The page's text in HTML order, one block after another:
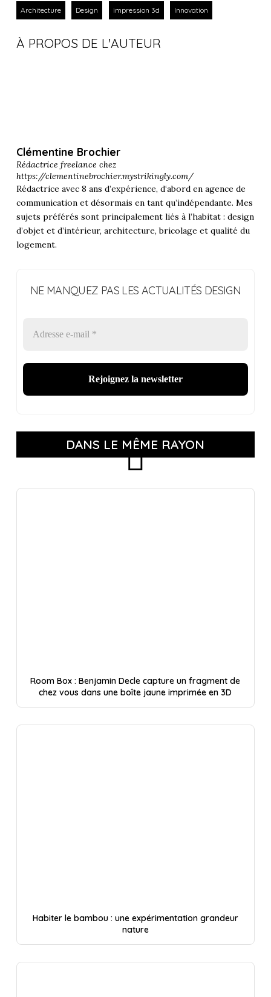
Architecture Design impression 3d Innovation
À PROPOS DE L'AUTEUR
Clémentine Brochier
Rédactrice freelance chez
https://clementinebrochier.mystrikingly.com/
Rédactrice avec 8 ans d’expérience, d‘abord en agence de
communication et désormais en tant qu’indépendante. Mes
sujets préférés sont principalement liés à l’habitat : design
d’objet et d’intérieur, architecture, bricolage et qualité du
logement.
NE MANQUEZ PAS LES ACTUALITÉS DESIGN
DANS LE MÊME RAYON
Room Box : Benjamin Decle capture un fragment de
chez vous dans une boîte jaune imprimée en 3D
Habiter le bambou : une expérimentation grandeur
nature